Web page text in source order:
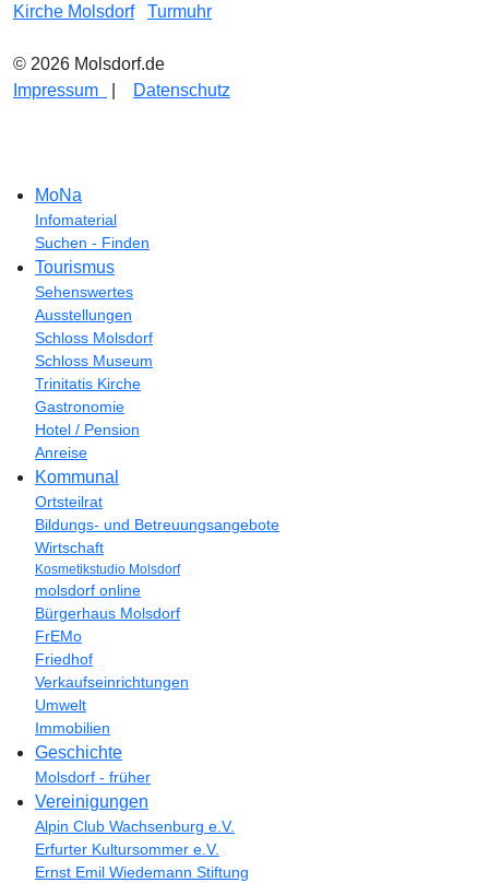
Kirche Molsdorf Turmuhr
© 2026 Molsdorf.de
Impressum
Datenschutz
MoNa
Infomaterial
Suchen - Finden
Tourismus
Sehenswertes
Ausstellungen
Schloss Molsdorf
Schloss Museum
Trinitatis Kirche
Gastronomie
Hotel / Pension
Anreise
Kommunal
Ortsteilrat
Bildungs- und Betreuungsangebote
Wirtschaft
Kosmetikstudio Molsdorf
molsdorf online
Bürgerhaus Molsdorf
FrEMo
Friedhof
Verkaufseinrichtungen
Umwelt
Immobilien
Geschichte
Molsdorf - früher
Vereinigungen
Alpin Club Wachsenburg e.V.
Erfurter Kultursommer e.V.
Ernst Emil Wiedemann Stiftung